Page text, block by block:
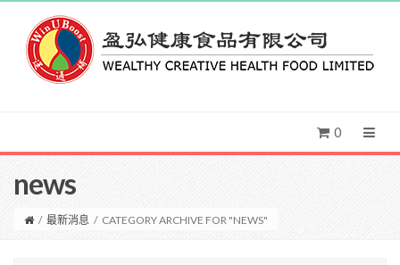
0
news
/ 最新消息 / CATEGORY ARCHIVE FOR "NEWS"